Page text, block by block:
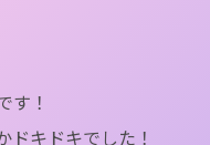
す！
キドキでした！